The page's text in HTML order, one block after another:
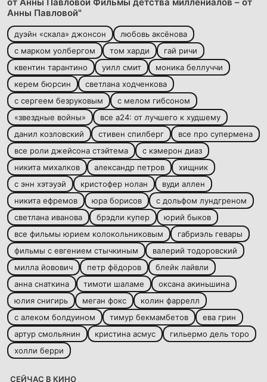
Анны Павловой"
дуэйн «скала» джонсон
любовь аксёнова
с марком уолбергом
том харди
гай ричи
квентин тарантино
уилл смит
моника беллуччи
керем бюрсин
светлана ходченкова
с сергеем безруковым
с мелом гибсоном
«звездные войны»
все а24: от лучшего к худшему
данил козловский
стивен спилберг
все про супермена
все роли джейсона стэйтема
с кэмерон диаз
никита михалков
александр петров
хищник
с энн хэтэуэй
кристофер нолан
вуди аллен
никита ефремов
юра борисов
с дольфом лундгреном
светлана иванова
брэдли купер
юрий быков
все фильмы юрием колокольниковым
габриэль гевары
фильмы с евгением стычкиным
валерий тодоровский
милла йовович
петр фёдоров
блейк лайвли
анна снаткина
тимоти шаламе
оксана акиньшина
юлия снигирь
меган фокс
колин фаррелл
с алеком болдуином
тимур бекмамбетов
ева грин
артур смольянин
кристина асмус
гильермо дель торо
холли берри
СЕЙЧАС В КИНО